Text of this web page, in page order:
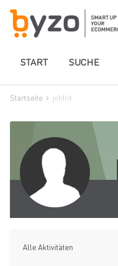
START SUCHE
Startseite johfrit
Alle Aktivitäten